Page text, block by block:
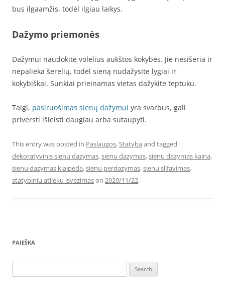
bus ilgaamžis, todėl ilgiau laikys.
Dažymo priemonės
Dažymui naudokite volelius aukštos kokybės. Jie nesišeria ir
nepalieka šerelių, todėl sieną nudažysite lygiai ir
kokybiškai. Sunkiai prieinamas vietas dažykite teptuku.
Taigi, pasiruošimas sienų dažymui yra svarbus, gali
priversti išleisti daugiau arba sutaupyti.
This entry was posted in Paslaugos,Statyba and tagged
dekoratyvinis sienu dazymas,sienu dazymas,sienu dazymas kaina,
sienu dazymas klaipeda,sienu perdazymas,sienu slifavimas,
statybiniu atlieku isvezimason 2020/11/22.
PAIEŠKA
for: